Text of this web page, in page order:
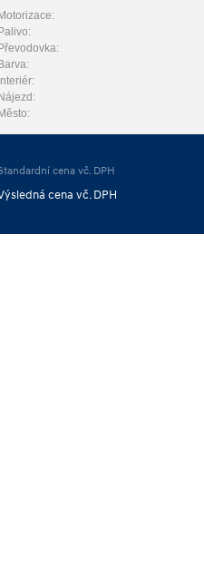
Motorizace:
Palivo:
Převodovka:
Barva:
Interiér:
Nájezd:
Město:
cena vč. DPH
cena vč. DPH